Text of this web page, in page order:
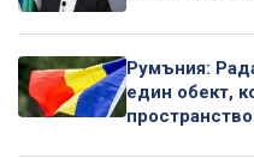
Румъния:
един обект,